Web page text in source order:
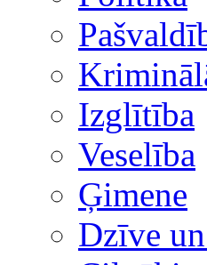
Izglītība
Veselība
Ģimene
Dzīve